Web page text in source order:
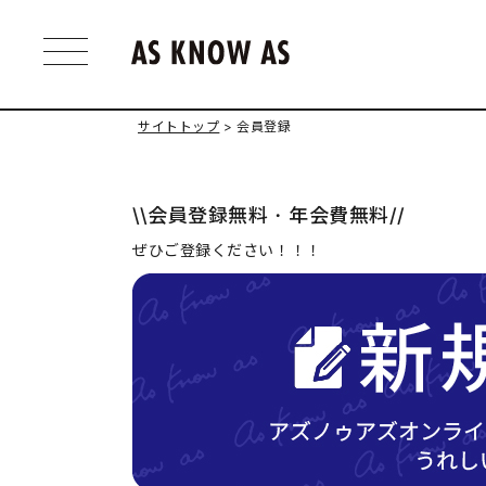
サイトトップ 会員登録
\\会員登録無料・年会費無料//
ぜひご登録ください！！！